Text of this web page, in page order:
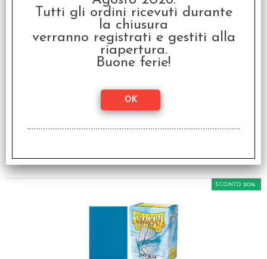
Dragon Shield - Bustine
Protettive Standard
(100) - Rame (Metallo)
€7,99
SCONTO 20%
Tutti gli ordini ricevuti durante
la chiusura
verranno registrati e gestiti alla
riapertura.
Buone ferie!